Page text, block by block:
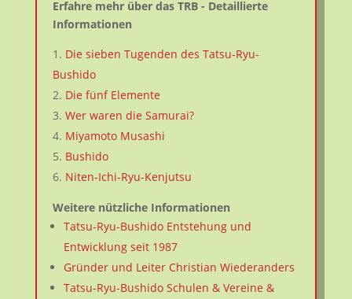
Erfahre mehr über das TRB - Detaillierte
Informationen
Die sieben Tugenden des Tatsu-Ryu-
Bushido
Die fünf Elemente
Wer waren die Samurai?
Miyamoto Musashi
Bushido
Niten-Ichi-Ryu-Kenjutsu
Weitere nützliche Informationen
Tatsu-Ryu-Bushido Entstehung und
Entwicklung seit 1987
Gründer und Leiter Christian Wiederanders
Tatsu-Ryu-Bushido Schulen & Vereine &